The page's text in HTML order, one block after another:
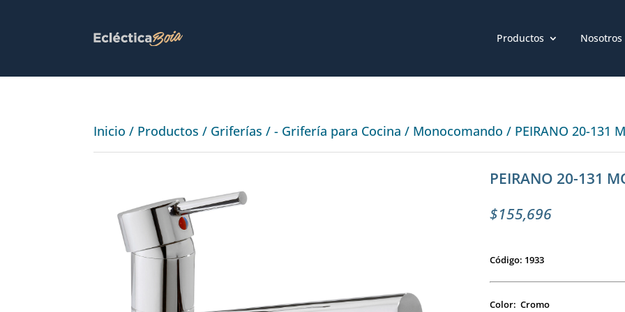
Productos Nosotros
Inicio / Productos / Griferías /- Grifería para Cocina / Monocomando / PEIRANO 20-131
PEIRANO 20-131
$155,696
Código: 1933
Color: Cromo